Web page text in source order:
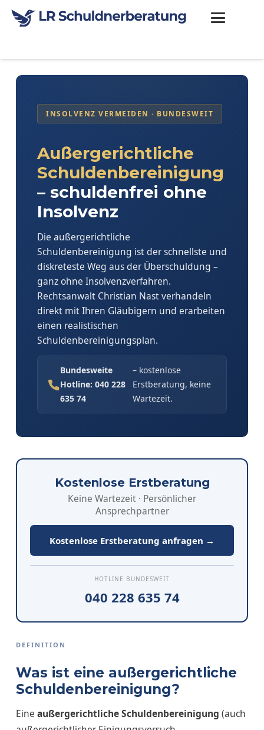
INSOLVENZ VERMEIDEN · BUNDESWEIT
Außergerichtliche
Schuldenbereinigung
– schuldenfrei ohne
Insolvenz
Die außergerichtliche
Schuldenbereinigung ist der schnellste und
diskreteste Weg aus der Überschuldung –
ganz ohne Insolvenzverfahren.
Rechtsanwalt Christian Nast verhandeln
direkt mit Ihren Gläubigern und erarbeiten
einen realistischen
Schuldenbereinigungsplan.
Bundesweite
Hotline: 040 228
635 74
– kostenlose
Erstberatung, keine
Wartezeit.
DEFINITION
Was ist eine außergerichtliche
Schuldenbereinigung?
Eine außergerichtliche Schuldenbereinigung (auch
Kostenlose Erstberatung
Keine Wartezeit · Persönlicher
Ansprechpartner
Kostenlose Erstberatung anfragen →
HOTLINE BUNDESWEIT
040 228 635 74